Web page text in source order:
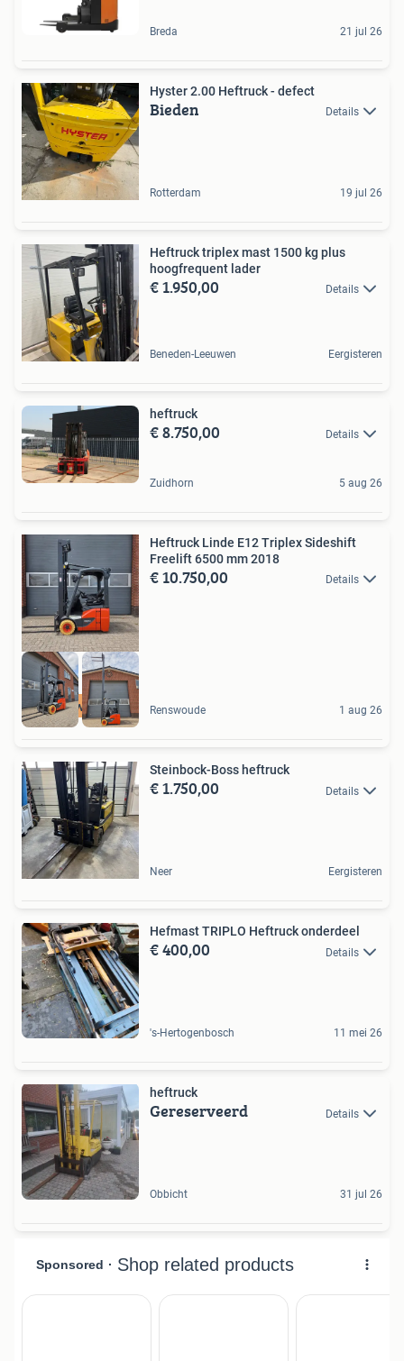
Breda 21 jul 26
Hyster 2.00 Heftruck - defect
Bieden Details
Rotterdam 19 jul 26
Heftruck triplex mast 1500 kg plus
hoogfrequent lader
€ 1.950,00 Details
Beneden-Leeuwen Eergisteren
heftruck
€ 8.750,00 Details
Zuidhorn 5 aug 26
Nieuwstaat
Heftruck Linde E12 Triplex Sideshift
Freelift 6500 mm 2018
€ 10.750,00 Details
Renswoude 1 aug 26
Steinbock-Boss heftruck
€ 1.750,00 Details
Neer Eergisteren
Hefmast TRIPLO Heftruck onderdeel
€ 400,00 Details
's-Hertogenbosch 11 mei 26
heftruck
Gereserveerd Details
Obbicht 31 jul 26